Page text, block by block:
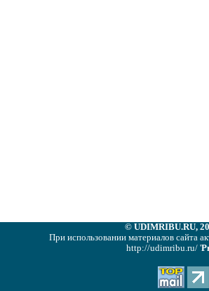
© UDIMRIBU.RU,
При использовании материалов сайта
http://udimribu.ru/ '